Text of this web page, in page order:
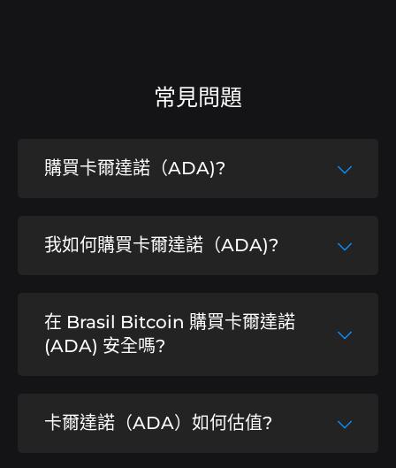
常見問題
購買卡爾達諾（ADA)?
經紀商，您只需幾分鐘即可購買卡爾達諾.
我如何購買卡爾達諾（ADA)?
建您的帳戶
，存入 10 雷亞爾起，然後輕鬆敏
捷地開始交易卡爾達諾.
在 Brasil Bitcoin 購買卡爾達諾
(ADA) 安全嗎?
全，這就是為什麼其資產受到冷錢包的保護，
卡爾達諾（ADA）如何估值?